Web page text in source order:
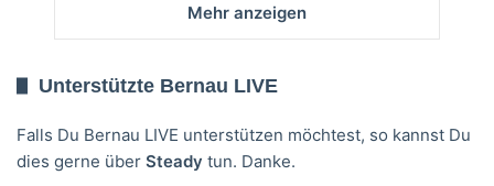
Mehr anzeigen
Unterstützte Bernau LIVE
Falls Du Bernau LIVE unterstützen möchtest, so kannst Du
dies gerne über Steady tun. Danke.